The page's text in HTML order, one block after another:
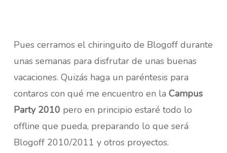
Pues cerramos el chiringuito de Blogoff durante
unas semanas para disfrutar de unas buenas
vacaciones. Quizás haga un paréntesis para
contaros con qué me encuentro en la Campus
Party 2010 pero en principio estaré todo lo
offline que pueda, preparando lo que será
Blogoff 2010/2011 y otros proyectos.